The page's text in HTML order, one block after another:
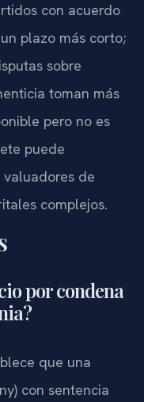
con acuerdo
plazo más corto;
sobre
toman más
pero no es
puede
de
complejos.
por condena
que una
con sentencia